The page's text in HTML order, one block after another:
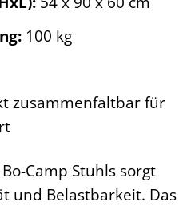
100 kg
zusammenfaltbar für
Camp Stuhls sorgt
und Belastbarkeit. Das